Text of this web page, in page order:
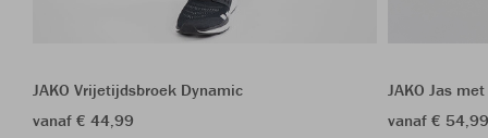
JAKO Vrijetijdsbroek Dynamic
vanaf € 44,99
JAKO Jas
vanaf €